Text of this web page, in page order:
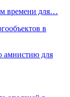
времени для…
в
амнистию для